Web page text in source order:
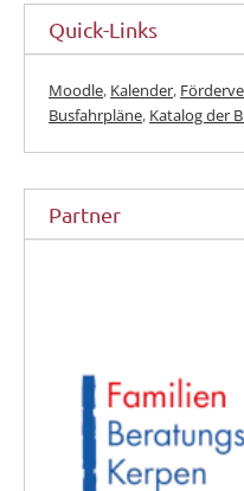
Quick-Links
Moodle, Kalender,
Busfahrpläne, Katalog der
Partner